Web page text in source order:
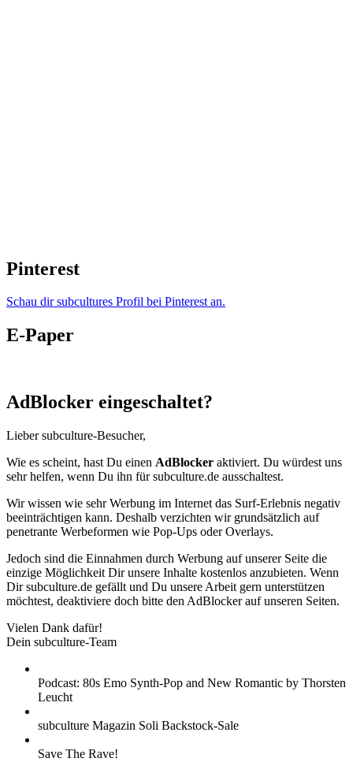
Pinterest
Schau dir subcultures Profil bei Pinterest an.
E-Paper
AdBlocker eingeschaltet?
Lieber subculture-Besucher,
Wie es scheint, hast Du einen AdBlocker aktiviert. Du würdest uns
sehr helfen, wenn Du ihn für subculture.de ausschaltest.
Wir wissen wie sehr Werbung im Internet das Surf-Erlebnis negativ
beeinträchtigen kann. Deshalb verzichten wir grundsätzlich auf
penetrante Werbeformen wie Pop-Ups oder Overlays.
Jedoch sind die Einnahmen durch Werbung auf unserer Seite die
einzige Möglichkeit Dir unsere Inhalte kostenlos anzubieten. Wenn
Dir subculture.de gefällt und Du unsere Arbeit gern unterstützen
möchtest, deaktiviere doch bitte den AdBlocker auf unseren Seiten.
Vielen Dank dafür!
Dein subculture-Team
Podcast: 80s Emo Synth-Pop and New Romantic by Thorsten
Leucht
subculture Magazin Soli Backstock-Sale
Save The Rave!